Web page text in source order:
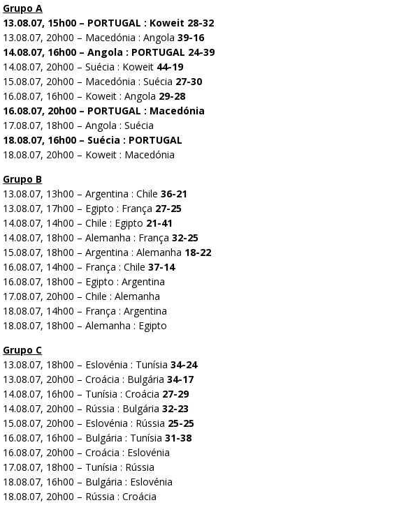
Grupo A
13.08.07, 15h00 – PORTUGAL : Koweit 28-32
13.08.07, 20h00 – Macedónia : Angola39-16
14.08.07, 16h00 – Angola : PORTUGAL 24-39
14.08.07, 20h00 – Suécia : Koweit 44-19
15.08.07, 20h00 – Macedónia : Suécia 27-30
16.08.07, 16h00 – Koweit : Angola 29-28
16.08.07, 20h00 – PORTUGAL : Macedónia
17.08.07, 18h00 – Angola : Suécia
18.08.07, 16h00 – Suécia : PORTUGAL
18.08.07, 20h00 – Koweit : Macedónia
Grupo B
13.08.07, 13h00 – Argentina : Chile36-21
13.08.07, 17h00 – Egipto : França 27-25
14.08.07, 14h00 – Chile : Egipto 21-41
14.08.07, 18h00 – Alemanha : França32-25
15.08.07, 18h00 – Argentina : Alemanha 18-22
16.08.07, 14h00 – França : Chile37-14
16.08.07, 18h00 – Egipto : Argentina
17.08.07, 20h00 – Chile : Alemanha
18.08.07, 14h00 – França : Argentina
18.08.07, 18h00 – Alemanha : Egipto
Grupo C
13.08.07, 18h00 – Eslovénia : Tunísia34-24
13.08.07, 20h00 – Croácia : Bulgária34-17
14.08.07, 16h00 – Tunísia : Croácia 27-29
14.08.07, 20h00 – Rússia : Bulgária32-23
15.08.07, 20h00 – Eslovénia : Rússia 25-25
16.08.07, 16h00 – Bulgária : Tunísia31-38
16.08.07, 20h00 – Croácia : Eslovénia
17.08.07, 18h00 – Tunísia : Rússia
18.08.07, 16h00 – Bulgária : Eslovénia
18.08.07, 20h00 – Rússia : Croácia